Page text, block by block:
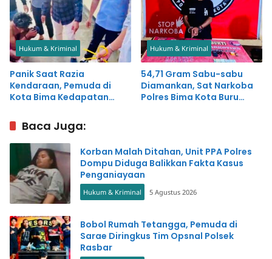
Hukum & Kriminal
Panik Saat Razia
Kendaraan, Pemuda di
Kota Bima Kedapatan
Hukum & Kriminal
54,71 Gram Sabu-sabu
Diamankan, Sat Narkoba
Polres Bima Kota Buru
Baca Juga:
Korban Malah Ditahan, Unit PPA Polres
Dompu Diduga Balikkan Fakta Kasus
Penganiayaan
Hukum & Kriminal 5 Agustus 2026
Bobol Rumah Tetangga, Pemuda di
Sarae Diringkus Tim Opsnal Polsek
Rasbar